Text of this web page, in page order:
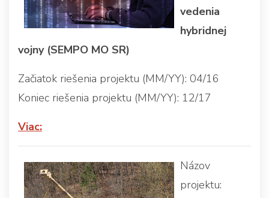
vedenia
hybridnej
vojny (SEMPO MO SR)
Začiatok riešenia projektu (MM/YY): 04/16
Koniec riešenia projektu (MM/YY): 12/17
Viac:
Názov
projektu: